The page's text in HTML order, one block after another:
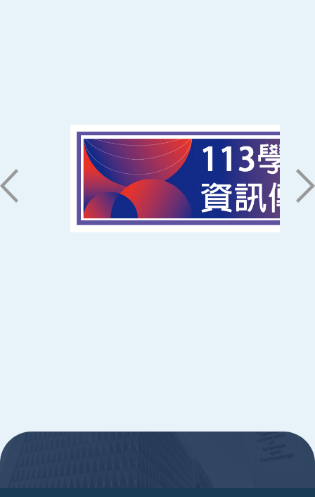
71005 台南市永康區南台街一號
06-2533131 ext. 7101
ic@stust.edu.tw
辦公時間